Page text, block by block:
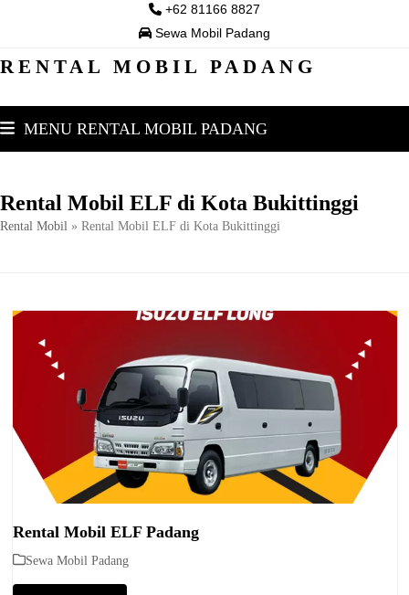
+62 81166 8827
Sewa Mobil Padang
RENTAL MOBIL PADANG
MENU RENTAL MOBIL PADANG
Rental Mobil ELF di Kota Bukittinggi
Rental Mobil » Rental Mobil ELF di Kota Bukittinggi
Rental Mobil ELF Padang
Sewa Mobil Padang